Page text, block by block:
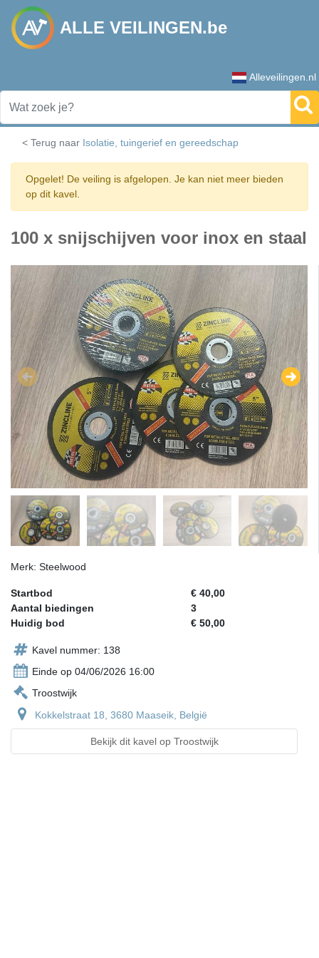
ALLE VEILINGEN.be
Alleveilingen.nl
< Terug naar Isolatie, tuingerief en gereedschap
Opgelet! De veiling is afgelopen. Je kan niet meer bieden
op dit kavel.
100 x snijschijven voor inox en staal
Merk: Steelwood
Startbod
€ 40,00
Aantal biedingen
3
Huidig bod
€ 50,00
Kavel nummer: 138
Einde op 04/06/2026 16:00
Troostwijk
Kokkelstraat 18, 3680 Maaseik, België
Bekijk dit kavel op Troostwijk